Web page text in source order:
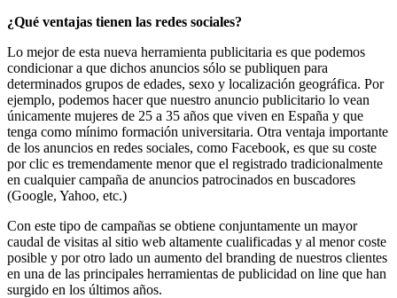
¿Qué ventajas tienen las redes sociales?
Lo mejor de esta nueva herramienta publicitaria es que podemos
condicionar a que dichos anuncios sólo se publiquen para
determinados grupos de edades, sexo y localización geográfica. Por
ejemplo, podemos hacer que nuestro anuncio publicitario lo vean
únicamente mujeres de 25 a 35 años que viven en España y que
tenga como mínimo formación universitaria. Otra ventaja importante
de los anuncios en redes sociales, como Facebook, es que su coste
por clic es tremendamente menor que el registrado tradicionalmente
en cualquier campaña de anuncios patrocinados en buscadores
(Google, Yahoo, etc.)
Con este tipo de campañas se obtiene conjuntamente un mayor
caudal de visitas al sitio web altamente cualificadas y al menor coste
posible y por otro lado un aumento del branding de nuestros clientes
en una de las principales herramientas de publicidad on line que han
surgido en los últimos años.